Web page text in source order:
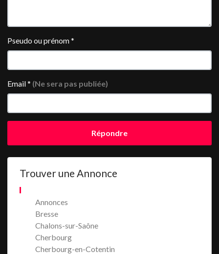
Pseudo ou prénom*
Email* (Ne sera pas publiée)
Répondre
Trouver une Annonce
Annonces
Bresse
Chalons-sur-Saône
Cherbourg
Cherbourg-en-Cotentin